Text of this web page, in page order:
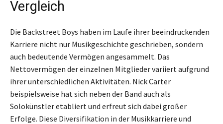
Vergleich
Die Backstreet Boys haben im Laufe ihrer beeindruckenden
Karriere nicht nur Musikgeschichte geschrieben, sondern
auch bedeutende Vermögen angesammelt. Das
Nettovermögen der einzelnen Mitglieder variiert aufgrund
ihrer unterschiedlichen Aktivitäten. Nick Carter
beispielsweise hat sich neben der Band auch als
Solokünstler etabliert und erfreut sich dabei großer
Erfolge. Diese Diversifikation in der Musikkarriere und